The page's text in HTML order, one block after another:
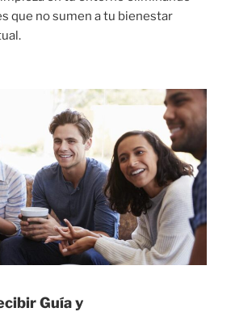
que no sumen a tu bienestar
Guía y